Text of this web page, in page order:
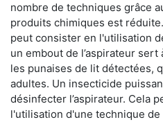
nombre de techniques grâce
produits chimiques est
peut consister en l'utilisation
un embout de l’aspirateur
les punaises de lit détectées,
adultes. Un insecticide
désinfecter l’aspirateur. Cela
l'utilisation d'une technique